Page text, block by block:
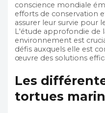
conscience mondiale
efforts de conservation
assurer leur survie pour
L'étude approfondie de
environnement est
défis auxquels elle est
œuvre des solutions
Les
tortues